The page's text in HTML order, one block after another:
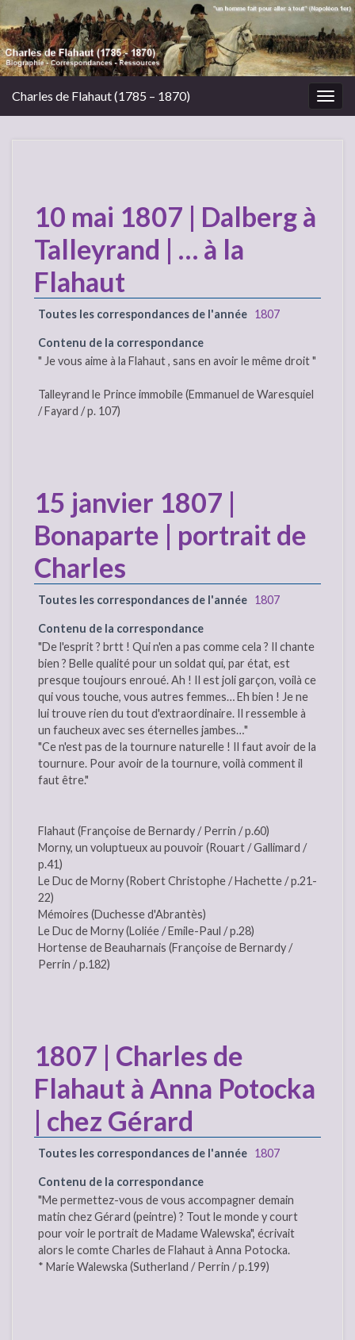
Charles de Flahaut (1785 – 1870)
10 mai 1807 | Dalberg à
Talleyrand | … à la
Flahaut
Toutes les correspondances de l'année 1807
Contenu de la correspondance
" Je vous aime à la Flahaut , sans en avoir le même droit "
Talleyrand le Prince immobile (Emmanuel de Waresquiel
/ Fayard / p. 107)
15 janvier 1807 |
Bonaparte | portrait de
Charles
Toutes les correspondances de l'année 1807
Contenu de la correspondance
"De l'esprit ? brtt ! Qui n'en a pas comme cela ? Il chante
bien ? Belle qualité pour un soldat qui, par état, est
presque toujours enroué. Ah ! Il est joli garçon, voilà ce
qui vous touche, vous autres femmes… Eh bien ! Je ne
lui trouve rien du tout d'extraordinaire. Il ressemble à
un faucheux avec ses éternelles jambes…"
"Ce n'est pas de la tournure naturelle ! Il faut avoir de la
tournure. Pour avoir de la tournure, voilà comment il
faut être."
Flahaut (Françoise de Bernardy / Perrin / p.60)
Morny, un voluptueux au pouvoir (Rouart / Gallimard /
p.41)
Le Duc de Morny (Robert Christophe / Hachette / p.21-
22)
Mémoires (Duchesse d'Abrantès)
Le Duc de Morny (Loliée / Emile-Paul / p.28)
Hortense de Beauharnais (Françoise de Bernardy /
Perrin / p.182)
1807 | Charles de
Flahaut à Anna Potocka
| chez Gérard
Toutes les correspondances de l'année 1807
Contenu de la correspondance
"Me permettez-vous de vous accompagner demain
matin chez Gérard (peintre) ? Tout le monde y court
pour voir le portrait de Madame Walewska", écrivait
alors le comte Charles de Flahaut à Anna Potocka.
* Marie Walewska (Sutherland / Perrin / p.199)